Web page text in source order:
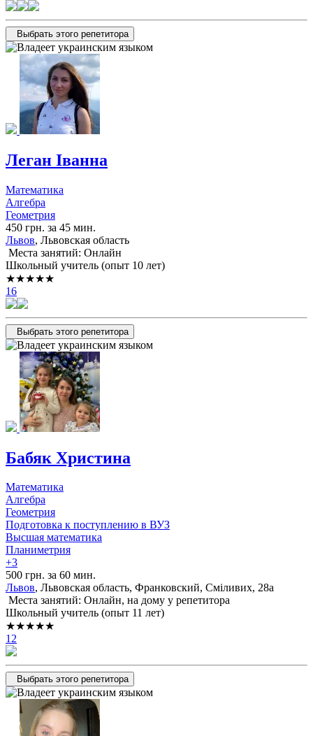
Выбрать этого репетитора
Леган Іванна
Математика
Алгебра
Геометрия
450 грн. за 45 мин.
Львов, Львовская область
Места занятий: Онлайн
Школьный учитель (опыт 10 лет)
★★★★★
16
Выбрать этого репетитора
Бабяк Христина
Математика
Алгебра
Геометрия
Подготовка к поступлению в ВУЗ
Высшая математика
Планиметрия
+3
500 грн. за 60 мин.
Львов, Львовская область, Франковский, Сміливих, 28а
Места занятий: Онлайн, на дому у репетитора
Школьный учитель (опыт 11 лет)
★★★★★
12
Выбрать этого репетитора